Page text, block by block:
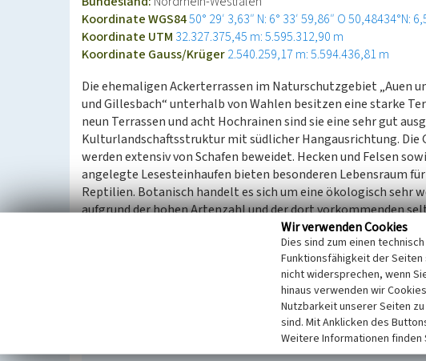
Koordinate WGS8450° 29′ 3,63″ N: 6° 33′ 59,86″ O50,48434°N:
Koordinate UTM 32.327.375,45 m: 5.595.312,90 m
Koordinate Gauss/Krüger2.540.259,17 m: 5.594.436,81 m
Die ehemaligen Ackerterrassen im Naturschutzgebiet „Auen
und Gillesbach“ unterhalb von Wahlen besitzen eine starke
neun Terrassen und acht Hochrainen sind sie eine sehr gut
Kulturlandschaftsstruktur mit südlicher Hangausrichtung. Die
werden extensiv von Schafen beweidet. Hecken und Felsen
angelegte Lesesteinhaufen bieten besonderen Lebensraum
Reptilien. Botanisch handelt es sich um eine ökologisch sehr
aufgrund der hohen Artenzahl und der dort vorkommenden
z.B. Küchenschelle (Pulsatilla) und Mittlerer Wegerich
Acker- oder Grünlandbewirtschaftung der Terrassen um 1820
(Jennifer Thelen, Biologische Station im Kreis Euskirchen
Ackerterrassen am Gillesbach bei Marmagen
Wir verwenden Cookies
Dies sind zum einen
Funktionsfähigkeit der
nicht widersprechen, wenn
hinaus verwenden wir
Nutzbarkeit unserer Seiten
sind. Mit Anklicken des
Weitere Informationen